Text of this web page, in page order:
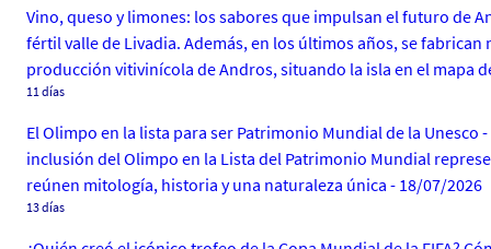
Vino, queso y limones: los sabores que impulsan el futuro de
fértil valle de Livadia. Además, en los últimos años, se
producción vitivinícola de Andros, situando la isla en el mapa
11 días
El Olimpo en la lista para ser Patrimonio Mundial de la Unesco
inclusión del Olimpo en la Lista del Patrimonio Mundial
reúnen mitología, historia y una naturaleza única - 18/07/2026
13 días